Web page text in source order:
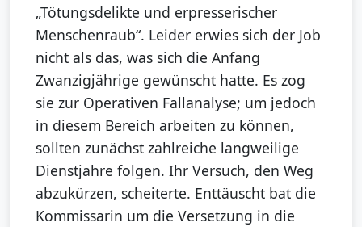
„Tötungsdelikte und erpresserischer
Menschenraub“. Leider erwies sich der Job
nicht als das, was sich die Anfang
Zwanzigjährige gewünscht hatte. Es zog
sie zur Operativen Fallanalyse; um jedoch
in diesem Bereich arbeiten zu können,
sollten zunächst zahlreiche langweilige
Dienstjahre folgen. Ihr Versuch, den Weg
abzukürzen, scheiterte. Enttäuscht bat die
Kommissarin um die Versetzung in die